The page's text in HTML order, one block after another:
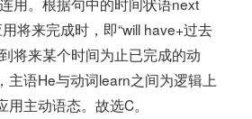
将来完成时，即“will have+过去
将来某个时间为止已完成的动
主语He与动词learn之间为逻辑上
主动语态。故选C。